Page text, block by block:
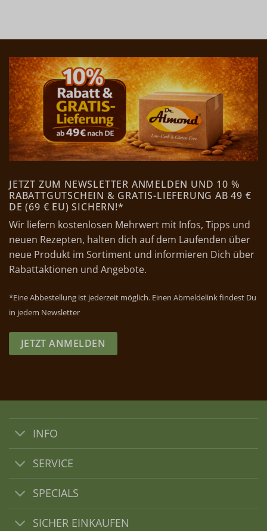
JETZT ZUM NEWSLETTER ANMELDEN UND 10 %
RABATTGUTSCHEIN & GRATIS-LIEFERUNG AB 49 €
DE (69 € EU) SICHERN!*
Wir liefern kostenlosen Mehrwert mit Infos, Tipps und
neuen Rezepten, halten dich auf dem Laufenden über
neue Produkt im Sortiment und informieren Dich über
Rabattaktionen und Angebote.
*Eine Abbestellung ist jederzeit möglich. Einen Abmeldelink findest Du
in jedem Newsletter
JETZT ANMELDEN
INFO
SERVICE
SPECIALS
SICHER EINKAUFEN